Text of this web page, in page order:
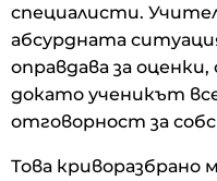
специалисти.
абсурдната
оправдава за
докато ученикът
отговорност за
Това криворазбрано